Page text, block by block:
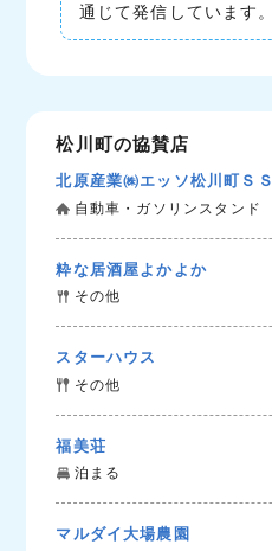
通じて発信しています。
松川町の協賛店
北原産業㈱エッソ松川町ＳＳ
自動車・ガソリンスタンド
粋な居酒屋よかよか
その他
スターハウス
その他
福美荘
泊まる
マルダイ大場農園